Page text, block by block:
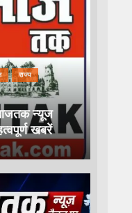
राज्य
न्यूज
खबरें